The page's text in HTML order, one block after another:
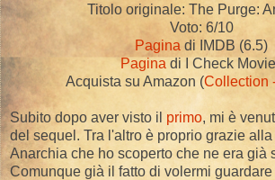
Titolo originale: The Purge:
Voto: 6/10
Pagina di IMDB (6.5)
Pagina di I Check
Acquista su Amazon (Collection
Subito dopo aver visto il primo, mi è
del sequel. Tra l'altro è proprio grazie
Anarchia che ho scoperto che ne era già
Comunque già il fatto di volermi